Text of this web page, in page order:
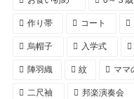
作り帯 コート
烏帽子 入学式
陣羽織 紋 ママ
二尺袖 邦楽演奏会